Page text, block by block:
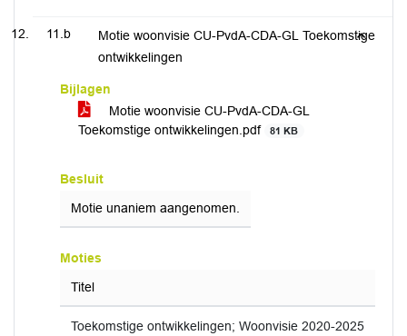
11.b
Motie woonvisie CU-PvdA-CDA-GL Toekomstige
ontwikkelingen
Bijlagen
Motie woonvisie CU-PvdA-CDA-GL
Toekomstige ontwikkelingen.pdf
81 KB
Besluit
Motie unaniem aangenomen.
Moties
Titel
Toekomstige ontwikkelingen; Woonvisie 2020-2025